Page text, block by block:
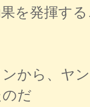
を発揮す
から、ヤ
だ